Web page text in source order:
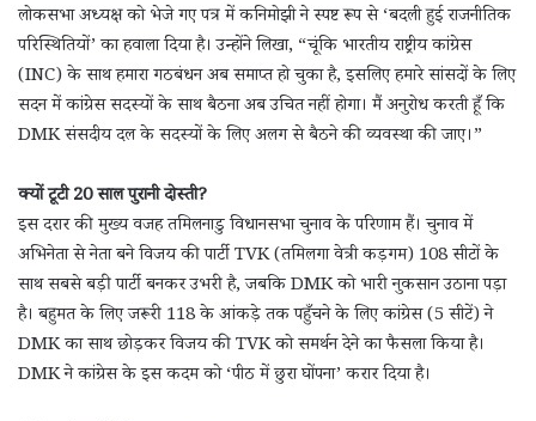
लोकसभा अध्यक्ष को भेजे गए पत्र में कनिमोझी ने स्पष्ट रूप से ‘बदली हुई राजनीतिक
परिस्थितियों’ का हवाला दिया है। उन्होंने लिखा, “चूंकि भारतीय राष्ट्रीय कांग्रेस
(INC) के साथ हमारा गठबंधन अब समाप्त हो चुका है, इसलिए हमारे सांसदों के लिए
सदन में कांग्रेस सदस्यों के साथ बैठना अब उचित नहीं होगा। मैं अनुरोध करती हूँ कि
DMK संसदीय दल के सदस्यों के लिए अलग से बैठने की व्यवस्था की जाए।”
क्यों टूटी 20 साल पुरानी दोस्ती?
इस दरार की मुख्य वजह तमिलनाडु विधानसभा चुनाव के परिणाम हैं। चुनाव में
अभिनेता से नेता बने विजय की पार्टी TVK (तमिलगा वेत्री कड़गम) 108 सीटों के
साथ सबसे बड़ी पार्टी बनकर उभरी है, जबकि DMK को भारी नुकसान उठाना पड़ा
है। बहुमत के लिए जरूरी 118 के आंकड़े तक पहुँचने के लिए कांग्रेस (5 सीटें) ने
DMK का साथ छोड़कर विजय की TVK को समर्थन देने का फैसला किया है।
DMK ने कांग्रेस के इस कदम को ‘पीठ में छुरा घोंपना’ करार दिया है।